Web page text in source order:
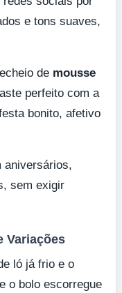
e tons suaves,
de mousse
perfeito com a
bonito, afetivo
aniversários,
sem exigir
Variações
ló já frio e o
o bolo escorregue